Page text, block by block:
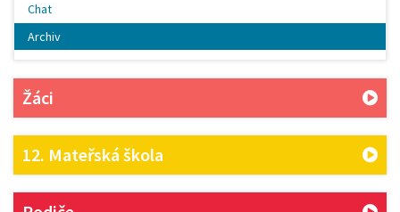
Chat
Archiv
Žáci
12. Mateřská škola